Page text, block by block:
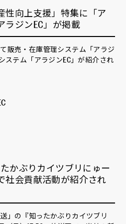
性向上支援」特集に「ア
ラジンEC」が掲載
販売・在庫管理システム「アラジ
ステム「アラジンEC」が紹介され
かぶりカイツブリにゅー
社会貢献活動が紹介され
」の『知ったかぶりカイツブリ